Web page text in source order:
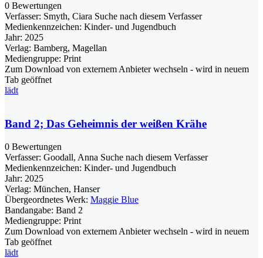
0 Bewertungen
Verfasser: Smyth, Ciara Suche nach diesem Verfasser
Medienkennzeichen: Kinder- und Jugendbuch
Jahr: 2025
Verlag: Bamberg, Magellan
Mediengruppe: Print
Zum Download von externem Anbieter wechseln - wird in neuem
Tab geöffnet
lädt
Band 2; Das Geheimnis der weißen Krähe
0 Bewertungen
Verfasser: Goodall, Anna Suche nach diesem Verfasser
Medienkennzeichen: Kinder- und Jugendbuch
Jahr: 2025
Verlag: München, Hanser
Übergeordnetes Werk: Maggie Blue
Bandangabe: Band 2
Mediengruppe: Print
Zum Download von externem Anbieter wechseln - wird in neuem
Tab geöffnet
lädt